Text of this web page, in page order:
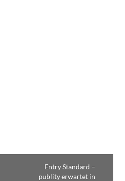
Entry Standard –
publity erwartet in